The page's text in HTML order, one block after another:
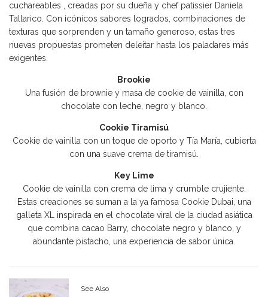
cuchareables , creadas por su dueña y chef patissier Daniela
Tallarico. Con icónicos sabores logrados, combinaciones de
texturas que sorprenden y un tamaño generoso, estas tres
nuevas propuestas prometen deleitar hasta los paladares más
exigentes.
Brookie
Una fusión de brownie y masa de cookie de vainilla, con
chocolate con leche, negro y blanco.
Cookie Tiramisú
Cookie de vainilla con un toque de oporto y Tía María, cubierta
con una suave crema de tiramisú.
Key Lime
Cookie de vainilla con crema de lima y crumble crujiente.
Estas creaciones se suman a la ya famosa Cookie Dubai, una
galleta XL inspirada en el chocolate viral de la ciudad asiática
que combina cacao Barry, chocolate negro y blanco, y
abundante pistacho, una experiencia de sabor única.
See Also